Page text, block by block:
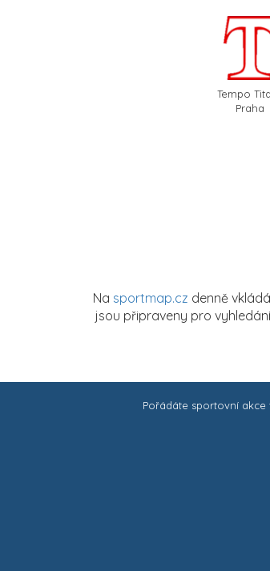
Tempo
Praha
Na sportmap.cz denně
jsou připraveny pro
Pořádáte sportovní akce